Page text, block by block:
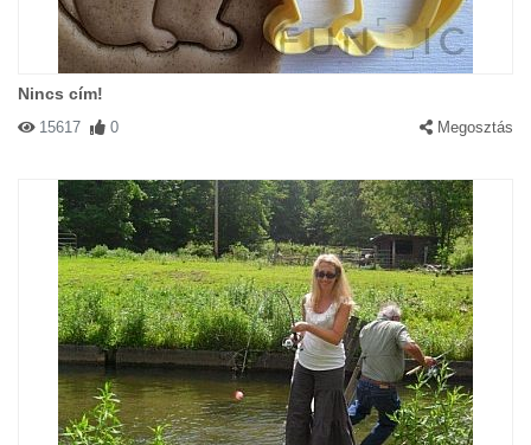
Nincs cím!
15617 0 Megosztás